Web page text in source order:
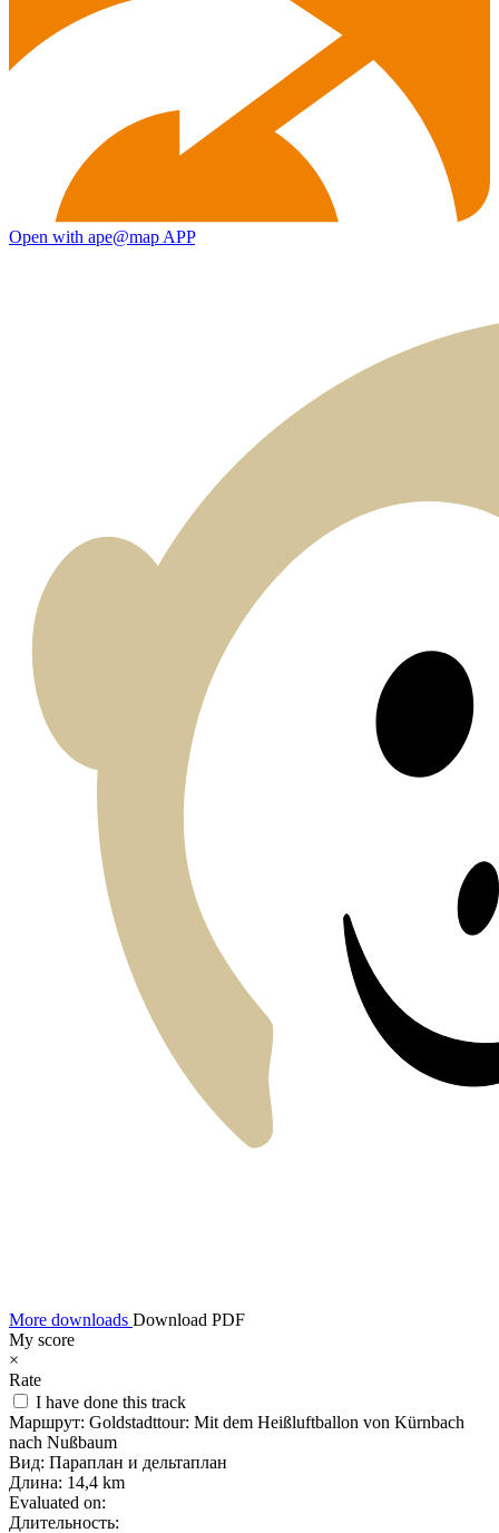
Open with ape@map APP
More downloads Download PDF
My score
×
Rate
I have done this track
Маршрут: Goldstadttour: Mit dem Heißluftballon von Kürnbach
nach Nußbaum
Вид: Параплан и дельтаплан
Длина: 14,4 km
Evaluated on:
Длительность: